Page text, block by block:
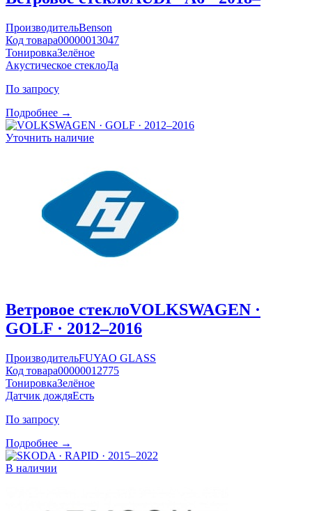
ПроизводительBenson
Код товара00000013047
ТонировкаЗелёное
Акустическое стеклоДа
По запросу
Подробнее →
Уточнить наличие
Ветровое стеклоVOLKSWAGEN ·
GOLF · 2012–2016
ПроизводительFUYAO GLASS
Код товара00000012775
ТонировкаЗелёное
Датчик дождяЕсть
По запросу
Подробнее →
В наличии